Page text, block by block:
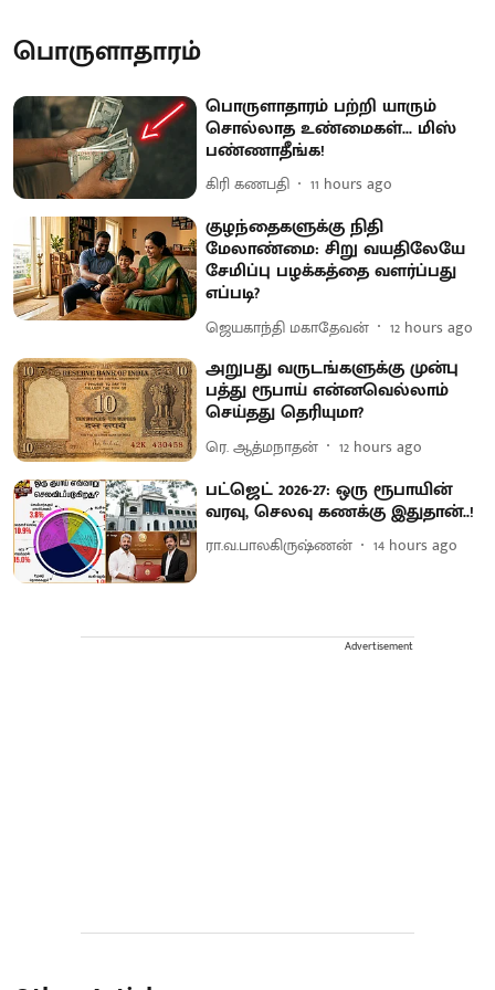
பொருளாதாரம்
பொருளாதாரம் பற்றி யாரும்
சொல்லாத உண்மைகள்... மிஸ்
பண்ணாதீங்க!
கிரி கணபதி 11 hours ago
குழந்தைகளுக்கு நிதி
மேலாண்மை: சிறு வயதிலேயே
சேமிப்பு பழக்கத்தை வளர்ப்பது
எப்படி?
ஜெயகாந்தி மகாதேவன் 12 hours ago
அறுபது வருடங்களுக்கு முன்பு
பத்து ரூபாய் என்னவெல்லாம்
செய்தது தெரியுமா?
ரெ. ஆத்மநாதன் 12 hours ago
பட்ஜெட் 2026-27: ஒரு ரூபாயின்
வரவு, செலவு கணக்கு இதுதான்..!
ரா.வ.பாலகிருஷ்ணன் 14 hours ago
Advertisement